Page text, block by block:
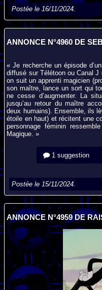
Postée le 16/11/2024.
ANNONCE N°4960 DE
« Je recherche un épisode
diffusé sur Télétoon ou Canal J
on suit un apprenti magicien
son maître, lance un sort qui
ne cesse d’augmenter. La
jusqu’au retour du maître
deux humains). Ensemble, ils
étoile en haut) et récitent une
personnage féminin
Magique. »
1 suggestion
Postée le 15/11/2024.
ANNONCE N°4959 DE